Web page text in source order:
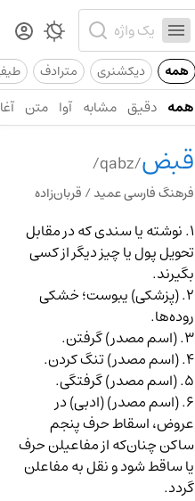
همه دیکشنری مترادف
همه دقیق مشابه آوا متن
قبض/qabz/
فرهنگ فارسی عمید / قربان‌زاده
۱. نوشته یا سندی که در مقابل
تحویل پول یا چیز دیگر از کسی
بگیرند.
۲. (پزشکی) یبوست؛ خشکی
روده‌ها.
۳. (اسم مصدر) گرفتن.
۴. (اسم مصدر) تنگ کردن.
۵. (اسم مصدر) گرفتگی.
۶. (اسم مصدر) (ادبی) در
عروض، اسقاط حرف پنجم
ساکن چنان‌که از مفاعیلن حرف
یا ساقط شود و نقل به مفاعلن
گردد.